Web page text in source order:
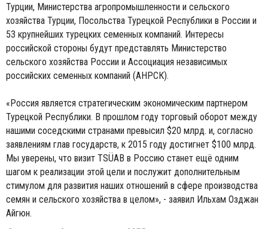
Турции, Министерства агропромышленности и сельского
хозяйства Турции, Посольства Турецкой Республики в России и
53 крупнейших турецких семенных компаний. Интересы
российской стороны будут представлять Министерство
сельского хозяйства России и Ассоциация независимых
российских семенных компаний (АНРСК).
«Россия является стратегическим экономическим партнером
Турецкой Республики. В прошлом году торговый оборот между
нашими соседскими странами превысил $20 млрд. и, согласно
заявлениям глав государств, к 2015 году достигнет $100 млрд.
Мы уверены, что визит TSÜAB в Россию станет ещё одним
шагом к реализации этой цели и послужит дополнительным
стимулом для развития наших отношений в сфере производства
семян и сельского хозяйства в целом», - заявил Ильхам Озджан
Айгюн.